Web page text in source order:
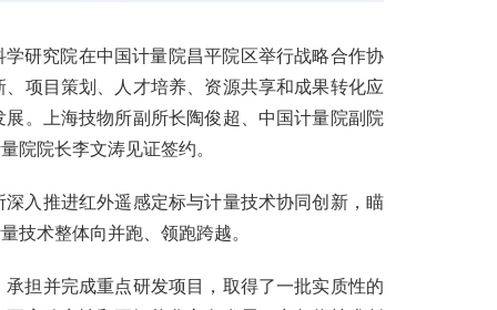
研究院在中国计量院昌平院区举行战略合作协
项目策划、人才培养、资源共享和成果转化应
。上海技物所副所长陶俊超、中国计量院副院
院院长李文涛见证签约。
入推进红外遥感定标与计量技术协同创新，瞄
技术整体向并跑、领跑跨越。
担并完成重点研发项目，取得了一批实质性的